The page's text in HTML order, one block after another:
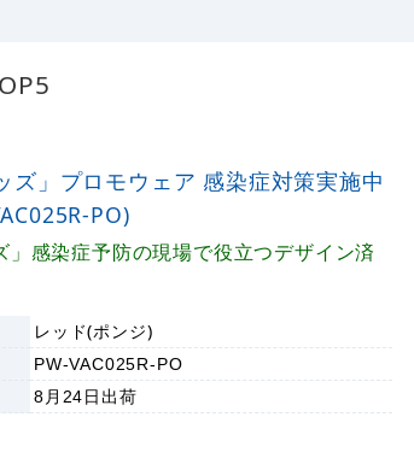
ズ」プロモウェア 感染症対策実施中
PO)
感染症予防の現場で役立つデザイン済
レッド(ポンジ)
PW-VAC025R-PO
8月24日出荷